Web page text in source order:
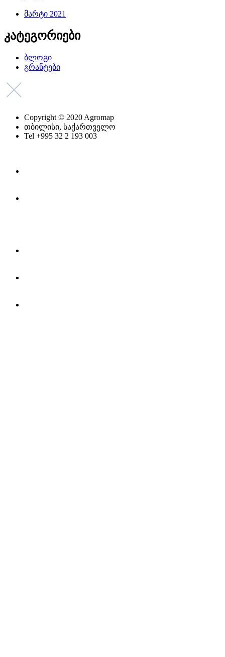
მარტი 2021
კატეგორიები
ბლოგი
გრანტები
Copyright © 2020 Agromap
თბილისი, საქართველო
Tel +995 32 2 193 003